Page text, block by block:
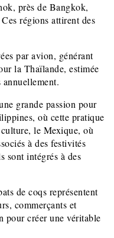
près de Bangkok,
régions attirent des
par avion, générant
la Thaïlande, estimée
grande passion pour
où cette pratique
le Mexique, où
à des festivités
sont intégrés à des
de coqs représentent
commerçants et
pour créer une véritable